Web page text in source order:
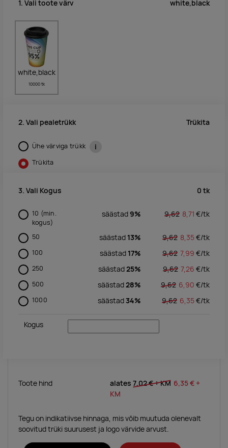
1. Vali toote värv white,black
white,black
10000 tk
2. Vali pealetrükk Trükita
Ühe värviga trükk i
Trükita
3. Vali Kogus 0 tk
10 (min.
kogus)
säästad9% 9,62 8,71 €/tk
50 säästad 13% 9,62 8,35€/tk
100 säästad 17% 9,62 7,99 €/tk
250 säästad25% 9,62 7,26 €/tk
500 säästad28% 9,62 6,90 €/tk
1000 säästad 34% 9,62 6,35€/tk
Kogus
Toote hind alates 7,02 €+ KM 6,35 € +
KM
Tegu on indikatiivse hinnaga, mis võib muutuda olenevalt
soovitud trüki suurusest ja logo värvide arvust.